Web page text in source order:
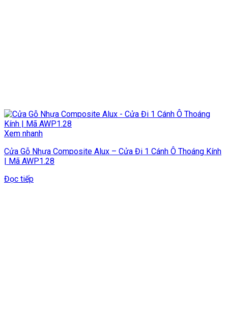
Xem nhanh
Cửa Gỗ Nhựa Composite Alux – Cửa Đi 1 Cánh Ô Thoáng Kính
| Mã AWP1.28
Đọc tiếp